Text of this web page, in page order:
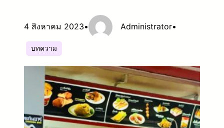
4 สิงหาคม 2023• Administrator•
บทความ